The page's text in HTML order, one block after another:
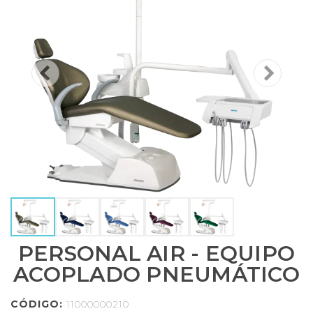
PERSONAL AIR - EQUIPO
ACOPLADO PNEUMÁTICO
CÓDIGO: 11000000210